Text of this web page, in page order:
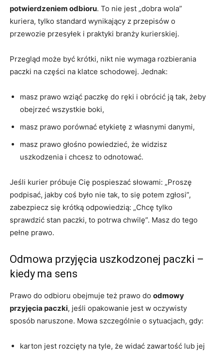
potwierdzeniem odbioru. To nie jest „dobra wola”
kuriera, tylko standard wynikający z przepisów o
przewozie przesyłek i praktyki branży kurierskiej.
Przegląd może być krótki, nikt nie wymaga rozbierania
paczki na części na klatce schodowej. Jednak:
masz prawo wziąć paczkę do ręki i obrócić ją tak, żeby
obejrzeć wszystkie boki,
masz prawo porównać etykietę z własnymi danymi,
masz prawo głośno powiedzieć, że widzisz
uszkodzenia i chcesz to odnotować.
Jeśli kurier próbuje Cię pospieszać słowami: „Proszę
podpisać, jakby coś było nie tak, to się potem zgłosi”,
zabezpiecz się krótką odpowiedzią: „Chcę tylko
sprawdzić stan paczki, to potrwa chwilę”. Masz do tego
pełne prawo.
Odmowa przyjęcia uszkodzonej paczki –
kiedy ma sens
Prawo do odbioru obejmuje też prawo do odmowy
przyjęcia paczki, jeśli opakowanie jest w oczywisty
sposób naruszone. Mowa szczególnie o sytuacjach, gdy:
karton jest rozcięty na tyle, że widać zawartość lub jej